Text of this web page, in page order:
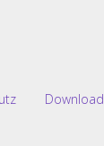
Download